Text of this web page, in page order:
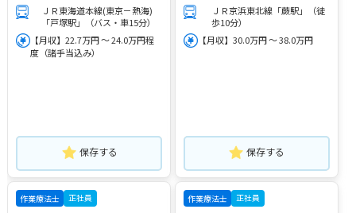
ＪＲ東海道本線(東京－熱海)
「戸塚駅」（バス・車15分）
【月収】22.7万円 ～ 24.0万円程
度（諸手当込み）
保存する
ＪＲ京浜東北線「蕨駅」（徒
歩10分）
【月収】30.0万円 ～ 38.0万円
保存する
作業療法士 正社員 作業療法士 正社員